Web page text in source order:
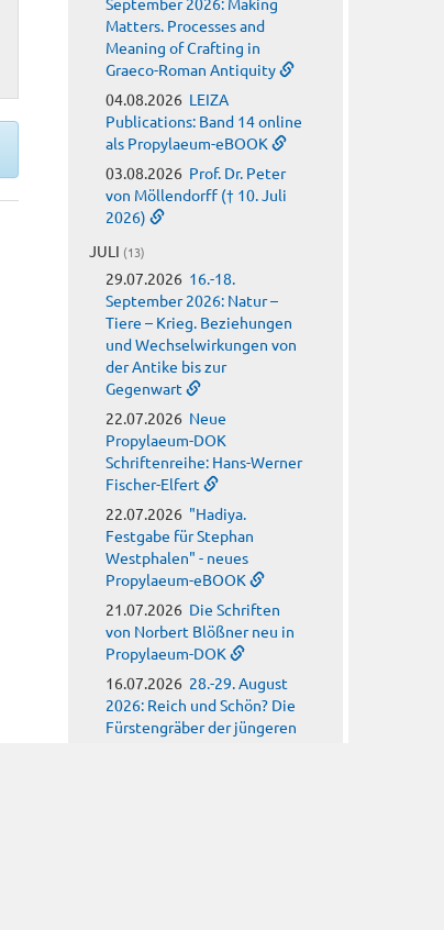
Matters. Processes and
Meaning of Crafting in
Graeco-Roman Antiquity
04.08.2026 LEIZA
Publications: Band 14 online
als Propylaeum-eBOOK
03.08.2026 Prof. Dr. Peter
von Möllendorff († 10. Juli
2026)
JULI (13)
29.07.2026 16.-18.
September 2026: Natur –
Tiere – Krieg. Beziehungen
und Wechselwirkungen von
der Antike bis zur
Gegenwart
22.07.2026 Neue
Propylaeum-DOK
Schriftenreihe: Hans-Werner
Fischer-Elfert
22.07.2026 "Hadiya.
Festgabe für Stephan
Westphalen" - neues
Propylaeum-eBOOK
21.07.2026 Die Schriften
von Norbert Blößner neu in
Propylaeum-DOK
16.07.2026 28.-29. August
2026: Reich und Schön? Die
Fürstengräber der jüngeren